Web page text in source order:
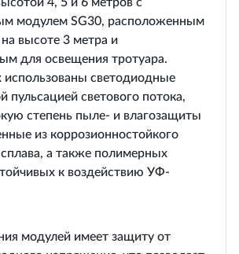
модулем SG30, расположенным
высоте 3 метра и
для освещения тротуара.
использованы светодиодные
пульсацией светового потока,
степень пыле- и влагозащиты
из коррозионностойкого
а также полимерных
к воздействию УФ-
модулей имеет защиту от